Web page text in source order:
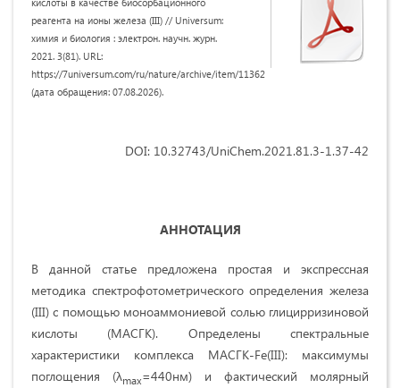
реагента на ионы железа (III) // Universum:
химия и биология : электрон. научн. журн.
2021. 3(81). URL:
https://7universum.com/ru/nature/archive/item/11362
(дата обращения: 07.08.2026).
DOI: 10.32743/UniChem.2021.81.3-1.37-42
АННОТАЦИЯ
В данной статье предложена простая и экспрессная
методика спектрофотометрического определения железа
(III) с помощью моноаммониевой солью глицирризиновой
кислоты (МАСГК).
Определены спектральные
характеристики комплекса МАСГК-Fe(III): максимумы
поглощения (λmax=440нм) и фактический молярный